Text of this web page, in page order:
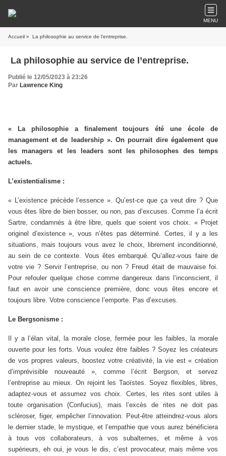
MENU
Accueil » La philosophie au service de l’entreprise.
La philosophie au service de l’entreprise.
Publié le 12/05/2023 à 23:26
Par Lawrence King
« La philosophie a finalement toujours été une école de
management et de leadership ». On pourrait dire également que
les managers et les leaders sont les philosophes des temps
actuels.
L’existentialisme :
« L’existence précède l’essence ». Qu’est-ce que ça veut dire ? Que
vous êtes libre de bien bosser, ou non, pas d’excuses. Comme l’a écrit
Sartre, condamnés à être libre, quels que soient vos choix. « Projet
originel d’existence », vous n’êtes pas déterminé. Certes, il y a les
situations, mais toujours vous avez le choix, librement inconditionné,
au sein de ce contexte. Vous êtes embarqué. Qu’allez-vous faire de
votre vie ? Servir l’entreprise, ou non ? Freud était de mauvaise foi.
Pour refouler quelque chose comme dangereux dans l’inconscient, il
faut en avoir une conscience première, donc vous êtes encore et
toujours libre. Votre conscience l’emporte. Pas d’excuses.
Le Bergsonisme :
Il y a l’élan vital, la morale close, fermée pour les faibles, la morale
ouverte pour les forts. Vous voulez être faibles ? Soyez les créateurs
de vos propres valeurs, boostez votre créativité, la vie est « création
d’imprévisible nouveauté », comme l’écrit Bergson, et servez
l’entreprise au mieux. On rejoint les Taoïstes. Soyez flexibles, libres,
adaptez-vous et assumez vos choix. Certes, les rites sont utiles à
toute organisation (Confucius), mais l’excès de rites ne doit pas
scléroser, figer, empêcher l’innovation. Peut-être atteindrez-vous alors
le dernier stade, le mystique, et l’empathie que vous aurez bénéficiera
à tous vos collaborateurs, à vos subalternes, et même à vos
supérieurs, eh oui, je vous le dis, c’est provocateur, mais même vos